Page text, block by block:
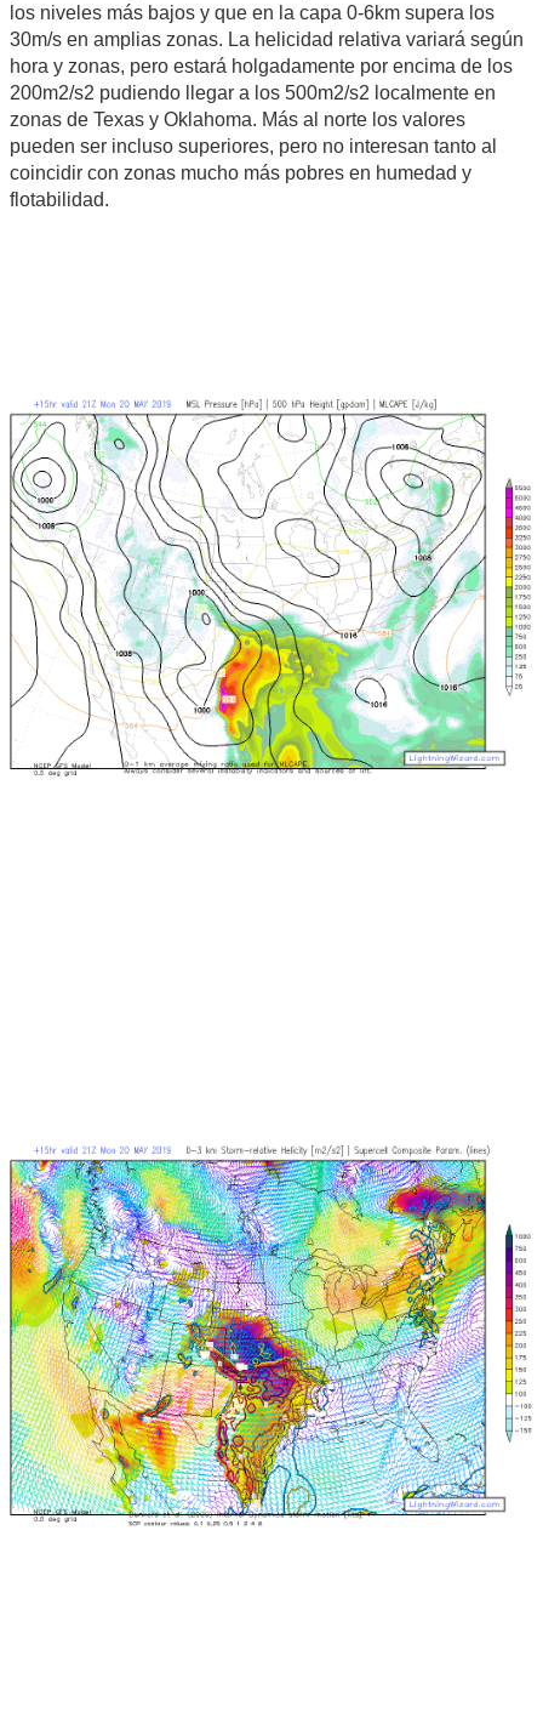
los niveles más bajos y que en la capa 0-6km supera los
30m/s en amplias zonas. La helicidad relativa variará según
hora y zonas, pero estará holgadamente por encima de los
200m2/s2 pudiendo llegar a los 500m2/s2 localmente en
zonas de Texas y Oklahoma. Más al norte los valores
pueden ser incluso superiores, pero no interesan tanto al
coincidir con zonas mucho más pobres en humedad y
flotabilidad.